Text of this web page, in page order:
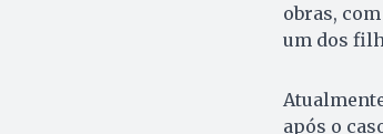
obras,
um dos
após o